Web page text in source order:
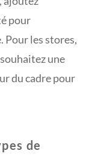
pour
les stores,
une
du cadre pour
de